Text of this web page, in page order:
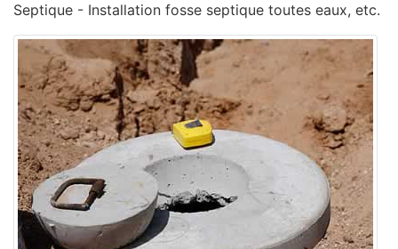
Septique - Installation fosse septique toutes eaux, etc.